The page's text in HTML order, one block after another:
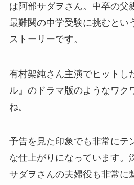
は阿部サダヲさん。中卒の父
最難関の中学受験に挑むとい
ストーリーです。
有村架純さん主演でヒットし
ル』のドラマ版のようなワク
ね。
予告を見た印象でも非常にテ
な仕上がりになっています。
サダヲさんの夫婦役も非常に